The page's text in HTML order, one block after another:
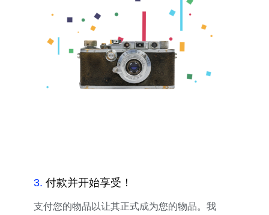
3. 付款并开始享受！
支付您的物品以让其正式成为您的物品。我